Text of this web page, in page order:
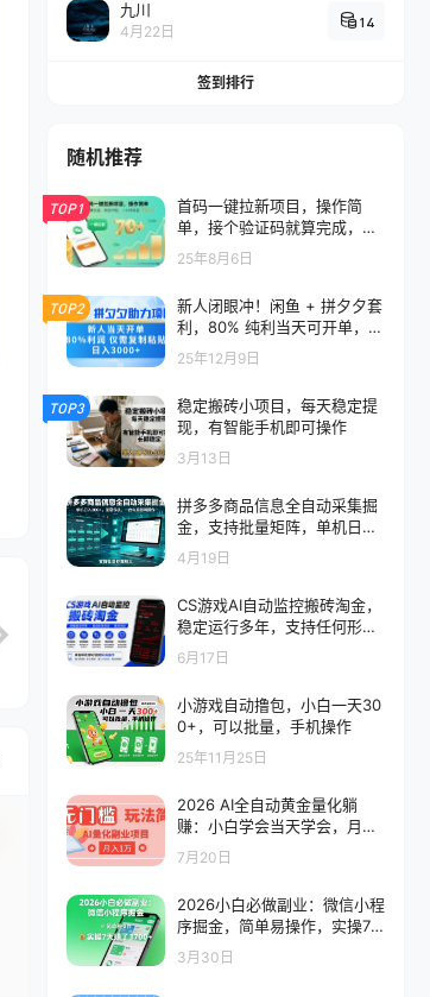
九川
4月22日
14
签到排行
随机推荐
TOP1
首码一键拉新项目，操作简
单，接个验证码就算完成，收
益可观， 一小时收益70+【揭
秘】
25年8月6日
TOP2
新人闭眼冲！闲鱼 + 拼夕夕套
利，80% 纯利当天可开单，复
制粘贴日入 3000+
25年12月9日
TOP3
稳定搬砖小项目，每天稳定提
现，有智能手机即可操作
3月13日
拼多多商品信息全自动采集掘
金，支持批量矩阵，单机日入
300+，无需云机，一台电脑
就可以做
4月19日
CS游戏AI自动监控搬砖淘金，
稳定运行多年，支持任何形式
验证，日入300+
6月17日
小游戏自动撸包，小白一天30
0+，可以批量，手机操作
25年11月25日
2026 AI全自动黄金量化躺
赚：小白学会当天学会，月入
2W！
7月20日
2026小白必做副业：微信小程
序掘金，简单易操作，实操7
天賺了1700+
3月30日